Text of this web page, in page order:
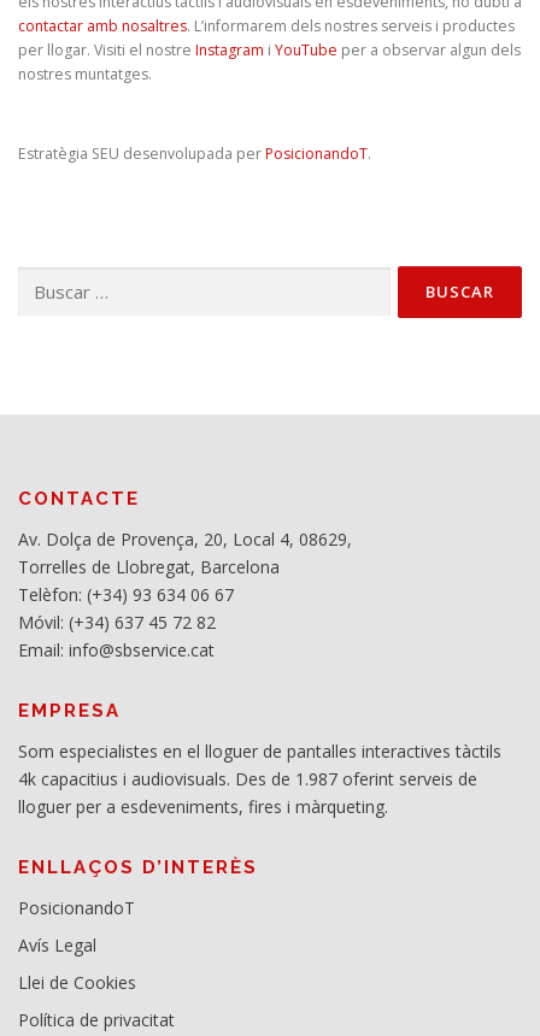
contactar amb nosaltres. L’informarem dels nostres serveis i productes
per llogar. Visiti el nostre Instagram i YouTube per a observar algun dels
nostres muntatges.
Estratègia SEU desenvolupada perPosicionandoT.
CONTACTE
Av. Dolça de Provença, 20, Local 4, 08629,
Torrelles de Llobregat, Barcelona
Telèfon: (+34) 93 634 06 67
Móvil: (+34) 637 45 72 82
Email: info@sbservice.cat
EMPRESA
Som especialistes en el lloguer de pantalles interactives tàctils
4k capacitius i audiovisuals. Des de 1.987 oferint serveis de
lloguer per a esdeveniments, fires i màrqueting.
ENLLAÇOS D’INTERÈS
PosicionandoT
Avís Legal
Llei de Cookies
Política de privacitat